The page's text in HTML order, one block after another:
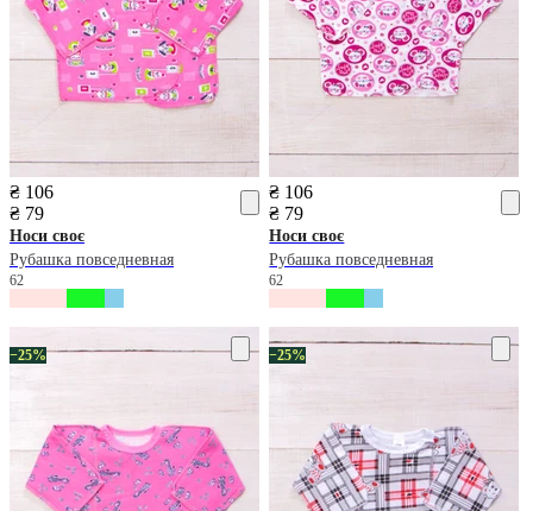
₴ 106
₴ 79
Носи своє
Рубашка повседневная
62
₴ 106
₴ 79
Носи своє
Рубашка повседневная
62
−25% −25%